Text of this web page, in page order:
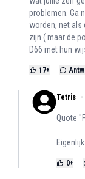
problemen. Ga
worden, net als
zijn ( maar de
D66 met hun
17+
Tetris
Quote
0+